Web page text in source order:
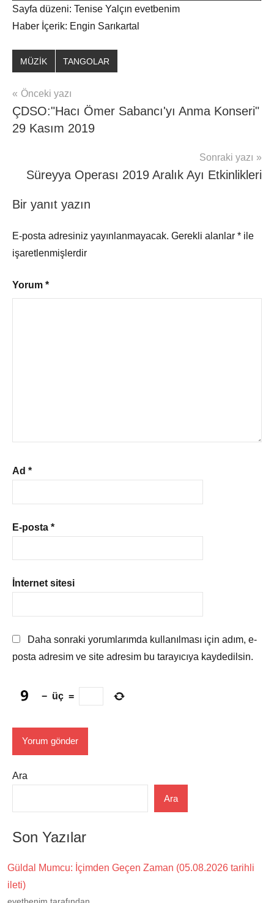
Sayfa düzeni: Tenise Yalçın evetbenim
Haber İçerik: Engin Sarıkartal
MÜZİK TANGOLAR
Yazı
gezinmesi
Önceki yazı
ÇDSO:"Hacı Ömer Sabancı'yı Anma Konseri"
29 Kasım 2019
Sonraki yazı
Süreyya Operası 2019 Aralık Ayı Etkinlikleri
Bir yanıt yazın
E-posta adresiniz yayınlanmayacak. Gerekli alanlar * ile
işaretlenmişlerdir
Yorum *
Ad *
E-posta *
İnternet sitesi
Daha sonraki yorumlarımda kullanılması için adım, e-
posta adresim ve site adresim bu tarayıcıya kaydedilsin.
− üç =
Ara
Ara
Son Yazılar
Güldal Mumcu: İçimden Geçen Zaman (05.08.2026 tarihli
ileti)